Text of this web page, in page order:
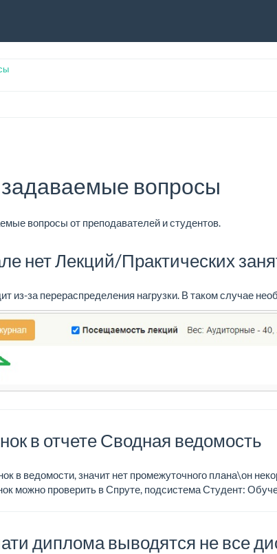
вопросы
вопросы от преподавателей и студентов.
нет Лекций/Практических
из-за перераспределения нагрузки. В таком случае
в отчете Сводная ведомость
в ведомости, значит нет промежуточного плана\он
можно проверить в Спруте, подсистема Студент:
диплома выводятся не все